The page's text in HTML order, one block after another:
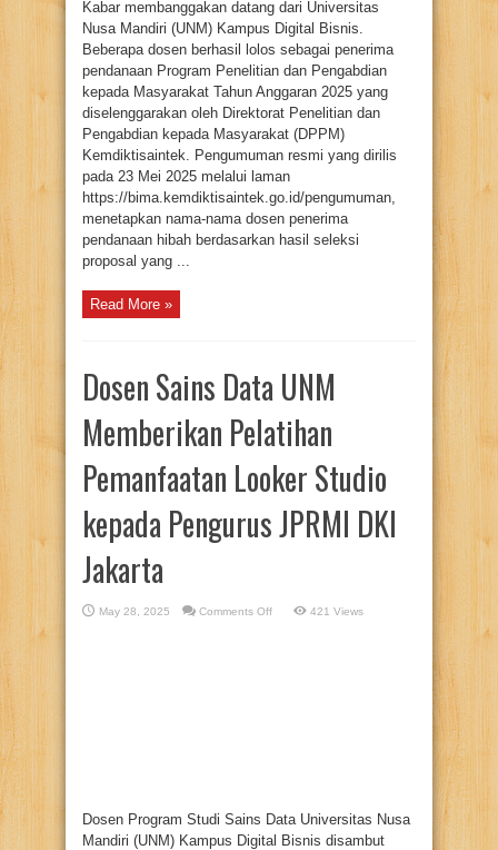
Kabar membanggakan datang dari Universitas
Nusa Mandiri (UNM) Kampus Digital Bisnis.
Beberapa dosen berhasil lolos sebagai penerima
pendanaan Program Penelitian dan Pengabdian
kepada Masyarakat Tahun Anggaran 2025 yang
diselenggarakan oleh Direktorat Penelitian dan
Pengabdian kepada Masyarakat (DPPM)
Kemdiktisaintek. Pengumuman resmi yang dirilis
pada 23 Mei 2025 melalui laman
https://bima.kemdiktisaintek.go.id/pengumuman,
menetapkan nama-nama dosen penerima
pendanaan hibah berdasarkan hasil seleksi
proposal yang ...
Read More »
Dosen Sains Data UNM
Memberikan Pelatihan
Pemanfaatan Looker Studio
kepada Pengurus JPRMI DKI
Jakarta
May 28, 2025 Comments Offon
421 Views
Dosen Program Studi Sains Data Universitas Nusa
Mandiri (UNM) Kampus Digital Bisnis disambut